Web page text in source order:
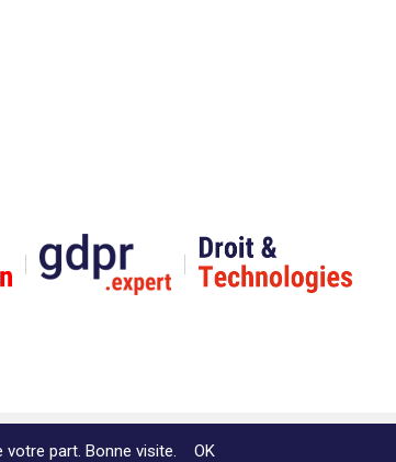
Website by Akimedia
part. Bonne visite. OK